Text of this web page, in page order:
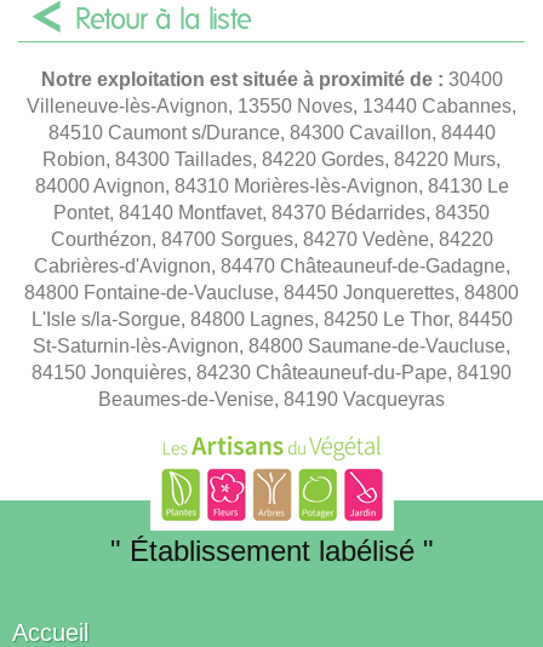
Retour à la liste
Notre exploitation est située à proximité de : 30400
Villeneuve-lès-Avignon, 13550 Noves, 13440 Cabannes,
84510 Caumont s/Durance, 84300 Cavaillon, 84440
Robion, 84300 Taillades, 84220 Gordes, 84220 Murs,
84000 Avignon, 84310 Morières-lès-Avignon, 84130 Le
Pontet, 84140 Montfavet, 84370 Bédarrides, 84350
Courthézon, 84700 Sorgues, 84270 Vedène, 84220
Cabrières-d'Avignon, 84470 Châteauneuf-de-Gadagne,
84800 Fontaine-de-Vaucluse, 84450 Jonquerettes, 84800
L'Isle s/la-Sorgue, 84800 Lagnes, 84250 Le Thor, 84450
St-Saturnin-lès-Avignon, 84800 Saumane-de-Vaucluse,
84150 Jonquières, 84230 Châteauneuf-du-Pape, 84190
Beaumes-de-Venise, 84190 Vacqueyras
" Établissement labélisé "
Accueil